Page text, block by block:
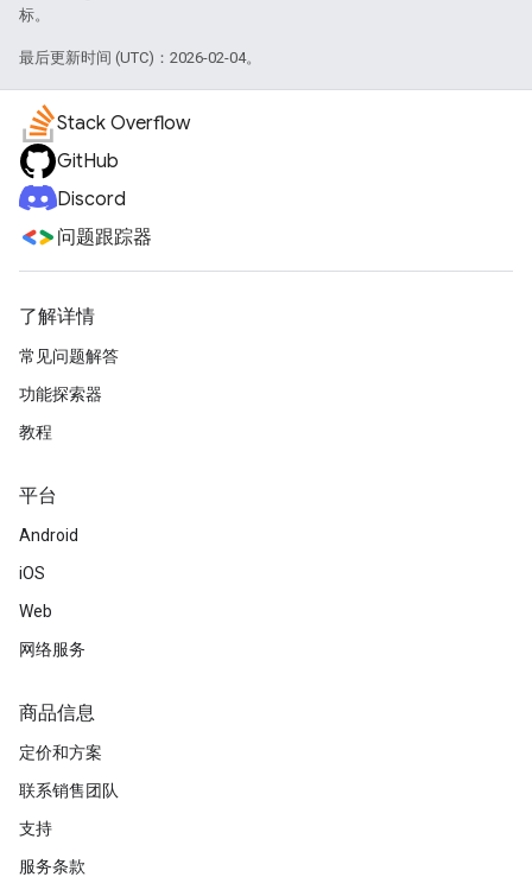
标。
最后更新时间 (UTC)：2026-02-04。
Stack Overflow
GitHub
Discord
问题跟踪器
了解详情
常见问题解答
功能探索器
教程
平台
Android
iOS
Web
网络服务
商品信息
定价和方案
联系销售团队
支持
服务条款